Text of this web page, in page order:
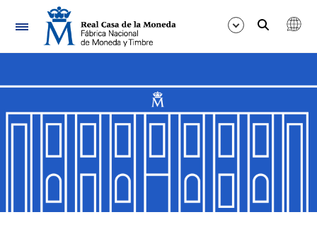
Navegació
Mostra/Amaga
Mostra/Amaga
Mostra/Amaga